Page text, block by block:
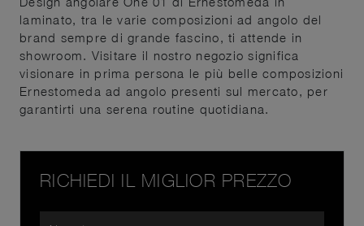
laminato, tra le varie composizioni ad angolo del
brand sempre di grande fascino, ti attende in
showroom. Visitare il nostro negozio significa
visionare in prima persona le più belle composizioni
Ernestomeda ad angolo presenti sul mercato, per
garantirti una serena routine quotidiana.
RICHIEDI IL MIGLIOR PREZZO